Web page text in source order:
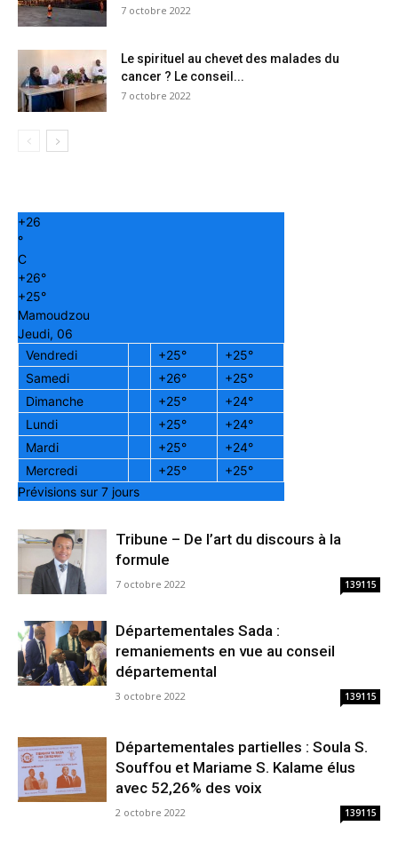
7 octobre 2022
Le spirituel au chevet des malades du
cancer ? Le conseil...
7 octobre 2022
+26
°
C
+26°
+25°
Mamoudzou
Jeudi, 06
Vendredi
+25° +25°
Samedi
+26° +25°
Dimanche
+25° +24°
Lundi
+25° +24°
Mardi
+25° +24°
Mercredi
+25° +25°
Prévisions sur 7 jours
Tribune – De l’art du discours à la
formule
7 octobre 2022 139115
Départementales Sada :
remaniements en vue au conseil
départemental
3 octobre 2022 139115
Départementales partielles : Soula S.
Souffou et Mariame S. Kalame élus
avec 52,26% des voix
2 octobre 2022 139115